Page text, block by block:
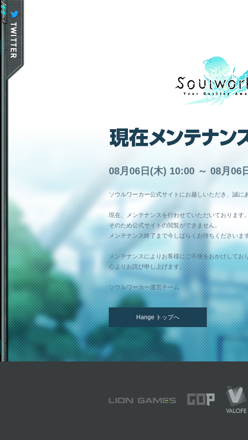
08月06日(木) 10:00 ～ 08月06
ソウルワーカー公式サイトにお越しいただき、誠に
現在、メンテナンスを行わせていただいております。
そのため公式サイトの閲覧ができません。
メンテナンス終了まで今しばらくお待ちくださいま
メンテナンスによりお客様にご不便をおかけしてお
心よりお詫び申し上げます。
ソウルワーカー運営チーム
Hange トップへ